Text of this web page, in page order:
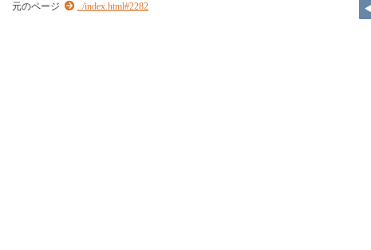
元のページ ../index.html#2282